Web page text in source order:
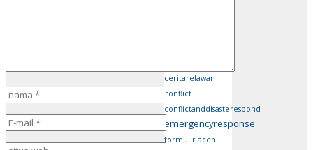
ceritarelawan
conflict
conflictanddisasterespond
emergencyresponse
formulir aceh